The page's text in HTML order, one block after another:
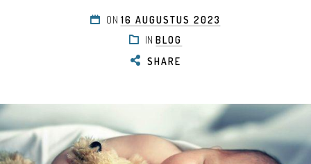
ON 16 AUGUSTUS 2023
INBLOG
SHARE